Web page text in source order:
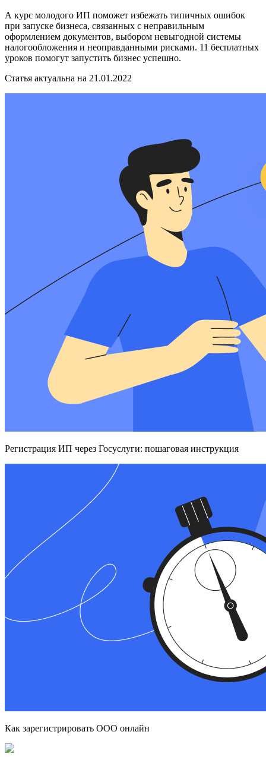
А курс молодого ИП поможет избежать типичных ошибок
при запуске бизнеса, связанных с неправильным
оформлением документов, выбором невыгодной системы
налогообложения и неоправданными рисками. 11 бесплатных
уроков помогут запустить бизнес успешно.
Статья актуальна на 21.01.2022
Регистрация ИП через Госуслуги: пошаговая инструкция
Как зарегистрировать ООО онлайн